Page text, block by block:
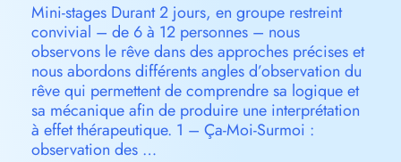
Mini-stages Durant 2 jours, en groupe restreint
convivial – de 6 à 12 personnes – nous
observons le rêve dans des approches précises et
nous abordons différents angles d’observation du
rêve qui permettent de comprendre sa logique et
sa mécanique afin de produire une interprétation
à effet thérapeutique. 1 – Ça-Moi-Surmoi :
observation des …